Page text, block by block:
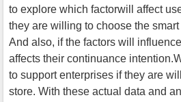
to explore which factorwill affect
they are willing to choose the
And also, if the factors will
affects their continuance
to support enterprises if they are
store. With these actual data and